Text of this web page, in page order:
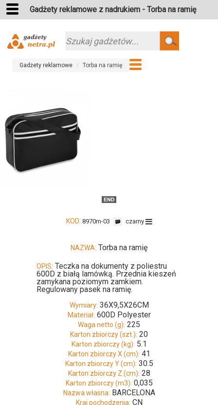
Gadżety reklamowe z nadrukiem - Torba na ramię
Szukaj
Gadżety reklamowe Torba na ramię
KOD: 8970m-03 czarny
NAZWA: Torba na ramię
OPIS: Teczka na dokumenty z poliestru
600D z białą lamówką. Przednia kieszeń
zamykana poziomym zamkiem.
Regulowany pasek na ramię.
Wymiary: 36X9,5X26CM
Materiał: 600D Polyester
Waga netto (g): 225
Karton zbiorczy (szt.): 20
Karton zbiorczy (kg): 5.1
Karton zbiorczy X (cm): 41
Karton zbiorczy Y (cm): 30.5
Karton zbiorczy Z (cm): 28
Karton zbiorczy (m3): 0,035
Nazwa własna: BARCELONA
Kraj pochodzenia: CN